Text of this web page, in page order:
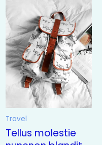
Travel
Tellus molestie